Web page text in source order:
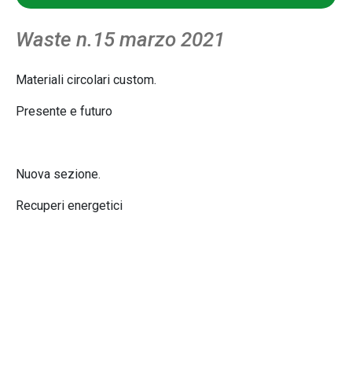
Waste n.15 marzo 2021
Materiali circolari custom.
Presente e futuro
Nuova sezione.
Recuperi energetici